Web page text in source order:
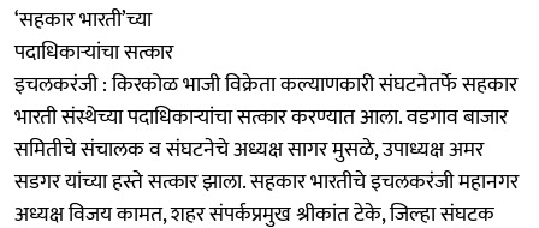
‘सहकार भारती’च्या
पदाधिकाऱ्यांचा सत्कार
इचलकरंजी : किरकोळ भाजी विक्रेता कल्याणकारी संघटनेतर्फे सहकार
भारती संस्थेच्या पदाधिकाऱ्यांचा सत्कार करण्यात आला. वडगाव बाजार
समितीचे संचालक व संघटनेचे अध्यक्ष सागर मुसळे, उपाध्यक्ष अमर
सडगर यांच्या हस्ते सत्कार झाला. सहकार भारतीचे इचलकरंजी महानगर
अध्यक्ष विजय कामत, शहर संपर्कप्रमुख श्रीकांत टेके, जिल्हा संघटक